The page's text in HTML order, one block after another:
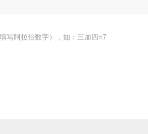
写阿拉伯数字），如：三加四=7